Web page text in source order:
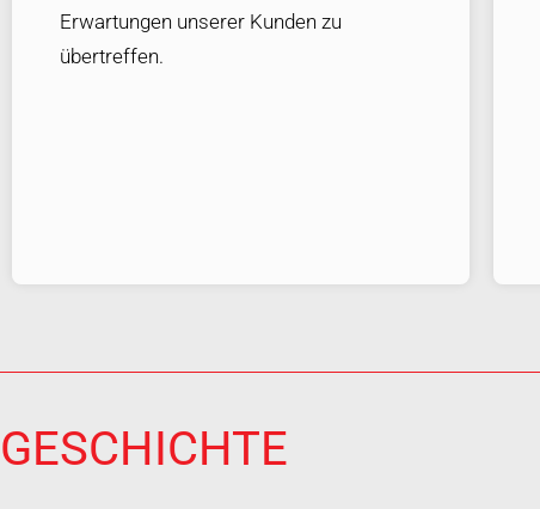
Erwartungen unserer Kunden zu
übertreffen.
GESCHICHTE